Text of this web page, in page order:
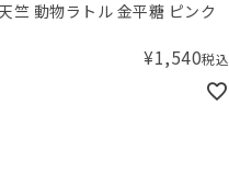
竺 動物ラトル 金平糖 ピンク
¥1,540税込